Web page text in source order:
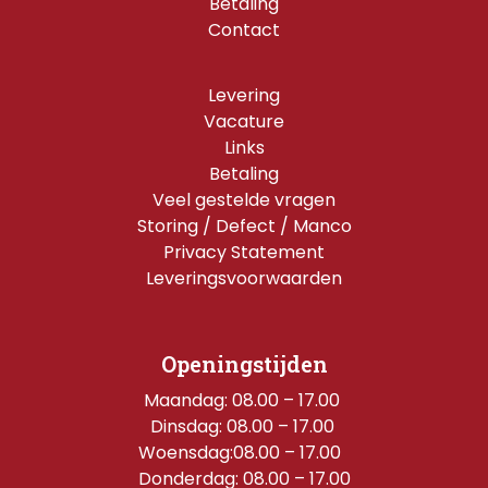
Contact
Levering
Vacature
Links
Betaling
Veel gestelde vragen
Storing / Defect / Manco
Privacy Statement
Leveringsvoorwaarden
Openingstijden
Maandag: 08.00 – 17.00
Dinsdag: 08.00 – 17.00
Woensdag:08.00 – 17.00
Donderdag: 08.00 – 17.00